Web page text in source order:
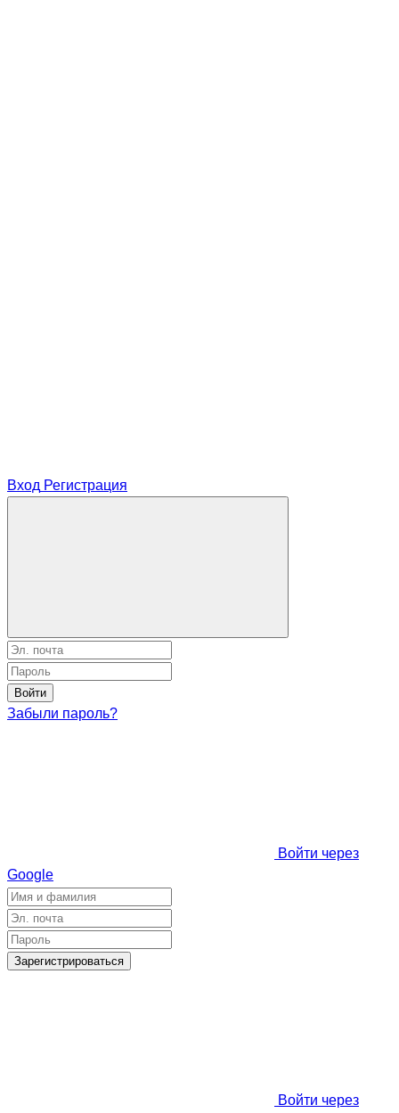
Вход Регистрация
Войти
Забыли пароль?
Войти через
Google
Зарегистрироваться
Войти через